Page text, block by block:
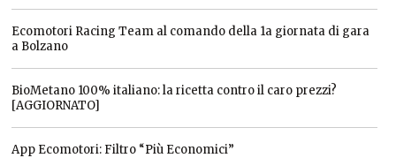
Ecomotori Racing Team al comando della 1a giornata di gara
a Bolzano
BioMetano 100% italiano: la ricetta contro il caro prezzi?
[AGGIORNATO]
App Ecomotori: Filtro “Più Economici”